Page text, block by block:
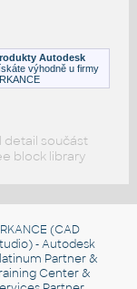
21 1250
Autodesk
výhodně u firmy
detail součást
block library
(CAD
- Autodesk
Partner &
Center &